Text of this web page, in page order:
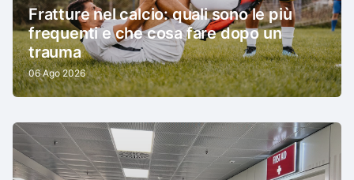
Fratture nel calcio: quali sono le più
frequenti e che cosa fare dopo un
trauma
06 Ago 2026